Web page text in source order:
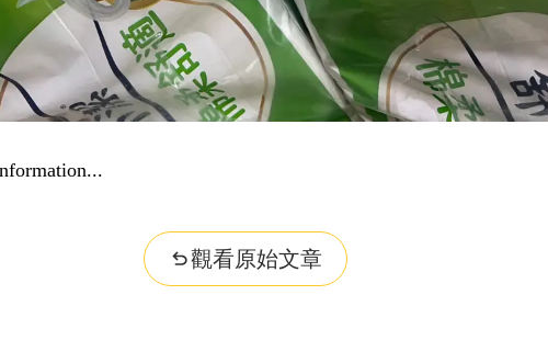
觀看原始文章